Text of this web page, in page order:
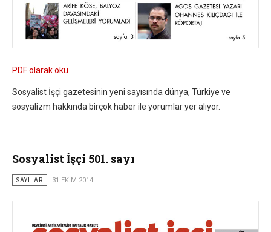
PDF olarak oku
Sosyalist İşçi gazetesinin yeni sayısında dünya, Türkiye ve
sosyalizm hakkında birçok haber ile yorumlar yer alıyor.
Sosyalist İşçi 501. sayı
SAYILAR 31 EKIM 2014